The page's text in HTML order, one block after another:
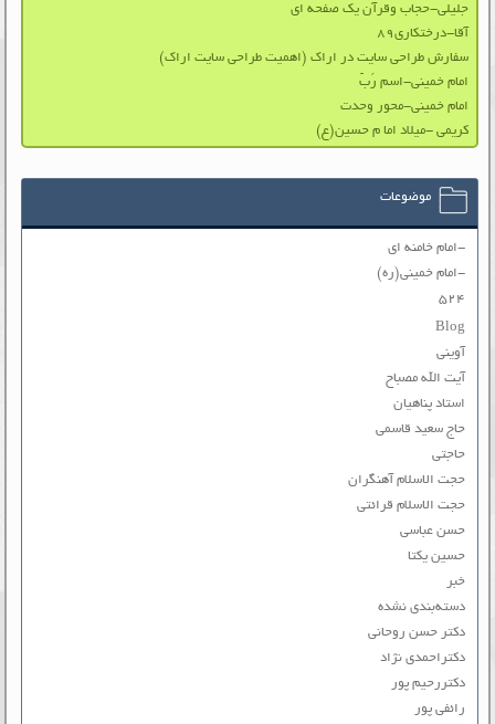
جلیلی-حجاب وقرآن یک صفحه ای
آقا-درختکاری۸۹
سفارش طراحی سایت در اراک (اهمیت طراحی سایت اراک)
امام خمینی-اسم رَبّ
امام خمینی-محور وحدت
کریمی -میلاد اما م حسین(ع)
موضوعات
-امام خامنه ای
-امام خمینی(ره)
۵۲۴
Blog
آوینی
آیت الله مصباح
استاد پناهیان
حاج سعید قاسمی
حاجتی
حجت الاسلام آهنگران
حجت الاسلام قرائتی
حسن عباسی
حسین یکتا
خبر
دسته‌بندی نشده
دکتر حسن روحانی
دکتراحمدی نژاد
دکتررحیم پور
رائفی پور